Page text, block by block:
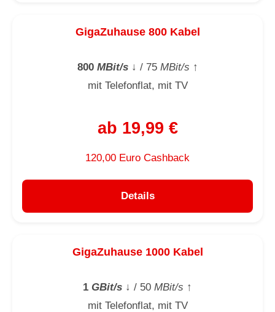
GigaZuhause 800 Kabel
800MBit/s↓ / 75MBit/s ↑
mit Telefonflat, mit TV
ab 19,99 €
120,00 Euro Cashback
Details
GigaZuhause 1000 Kabel
1 GBit/s ↓ / 50 MBit/s ↑
mit Telefonflat, mit TV